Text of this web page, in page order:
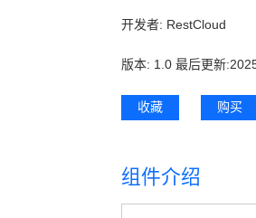
开发者: RestCloud
版本: 1.0 最后更新
收藏 购买
组件介绍